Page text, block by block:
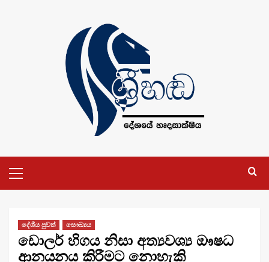
Menu
දේශීය පුවත් සෞඛ්‍යය
ඩොලර් හිගය නිසා අත්‍යවශ්‍ය ඖෂධ
ආනයනය කිරීමට නොහැකි